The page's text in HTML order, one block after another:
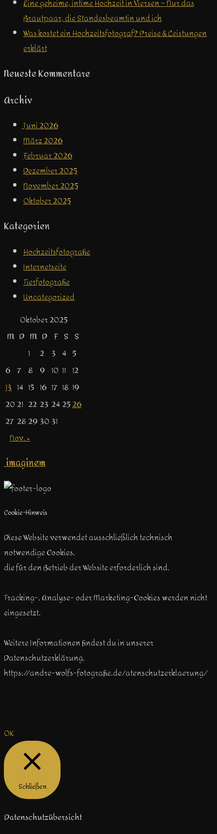
Eine geheime, intime Hochzeit in Viersen – Nur das
Brautpaar, die Standesbeamtin und ich
Was kostet ein Hochzeitsfotograf? Preise & Leistungen
erklärt
Neueste Kommentare
Archiv
Juni 2026
März 2026
Februar 2026
Dezember 2025
November 2025
Oktober 2025
Kategorien
Hochzeitsfotografie
Internetseite
Tierfotografie
Uncategorized
Oktober 2025
M D M D F S S
1
2 3 4 5
6 7 8 9 10 11 12
13 14 15 16 17 18 19
2021 2223 242526
27 28293031
Nov. »
imaginem
Cookie-Hinweis
Diese Website verwendet ausschließlich technisch
notwendige Cookies,
die für den Betrieb der Website erforderlich sind.
Tracking-, Analyse- oder Marketing-Cookies werden nicht
eingesetzt.
Weitere Informationen findest du in unserer
Datenschutzerklärung.
https://andre-wolfs-fotografie.de/atenschutzerklaerung/
OK
Schließen
Datenschutzübersicht